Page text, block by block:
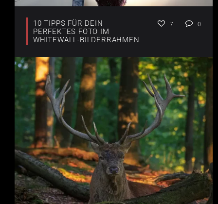
10 TIPPS FÜR DEIN
PERFEKTES FOTO IM
WHITEWALL-BILDERRAHMEN
7 0